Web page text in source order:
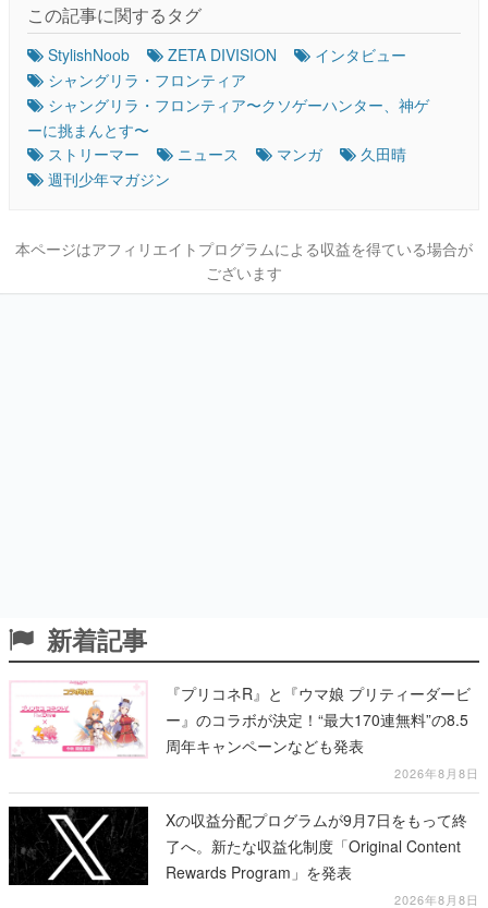
この記事に関するタグ
StylishNoob ZETA DIVISION
インタビュー
シャングリラ・フロンティア
シャングリラ・フロンティア〜クソゲーハンター、神ゲ
ーに挑まんとす〜
ストリーマー
ニュース マンガ
久田晴
週刊少年マガジン
本ページはアフィリエイトプログラムによる収益を得ている場合が
ございます
新着記事
『プリコネR』と『ウマ娘 プリティーダービ
ー』のコラボが決定！“最大170連無料”の8.5
周年キャンペーンなども発表
2026年8月8日
Xの収益分配プログラムが9月7日をもって終
了へ。新たな収益化制度「Original Content
Rewards Program」を発表
2026年8月8日